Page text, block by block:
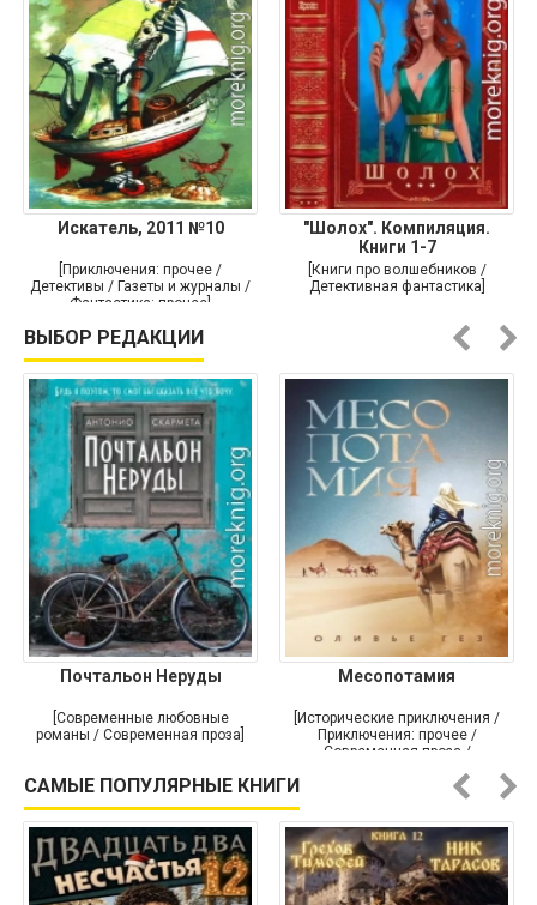
Искатель, 2011 №10
[Приключения: прочее /
Детективы / Газеты и журналы /
Фантастика: прочее]
"Шолох". Компиляция.
Книги 1-7
[Книги про волшебников /
Детективная фантастика]
ВЫБОР РЕДАКЦИИ
Почтальон Неруды
[Современные любовные
романы / Современная проза]
Месопотамия
[Исторические приключения /
Приключения: прочее /
Современная проза /
САМЫЕ ПОПУЛЯРНЫЕ КНИГИ